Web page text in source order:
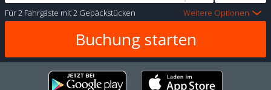
Für2 Fahrgäste mit2 Gepäckstücken Weitere Optionen